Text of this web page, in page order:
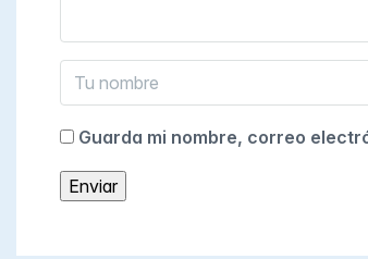
Guarda mi nombre, correo